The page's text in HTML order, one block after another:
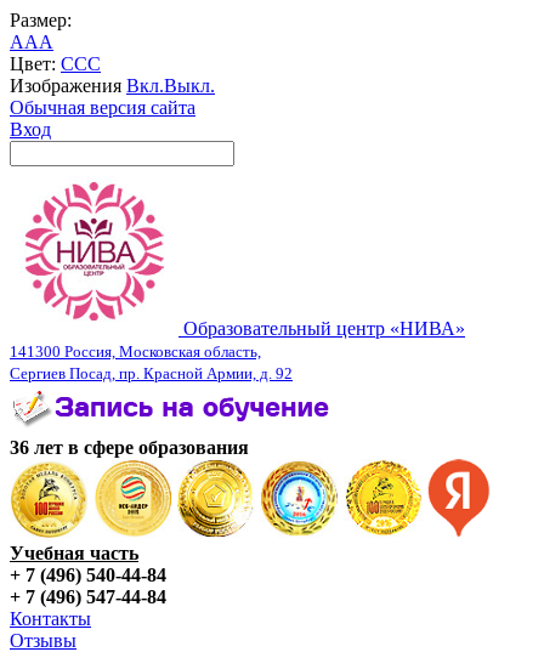
Размер:
AAA
Цвет: CCC
Изображения Вкл.Выкл.
Обычная версия сайта
Вход
Образовательный центр «НИВА»
141300 Россия, Московская область,
Сергиев Посад, пр. Красной Армии, д. 92
36 лет в сфере образования
Учебная часть
+ 7 (496) 540-44-84
+ 7 (496) 547-44-84
Контакты
Отзывы